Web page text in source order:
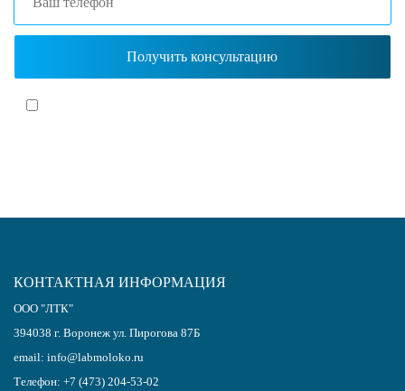
КОНТАКТНАЯ ИНФОРМАЦИЯ
ООО "ЛТК"
394038 г. Воронеж ул. Пирогова 87Б
email: info@labmoloko.ru
Телефон: +7 (473) 204-53-02